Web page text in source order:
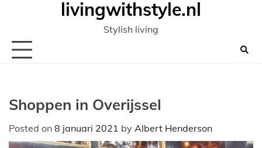
inhoud
livingwithstyle.nl
Stylish living
Shoppen in Overijssel
Posted on 8 januari 2021 by Albert Henderson